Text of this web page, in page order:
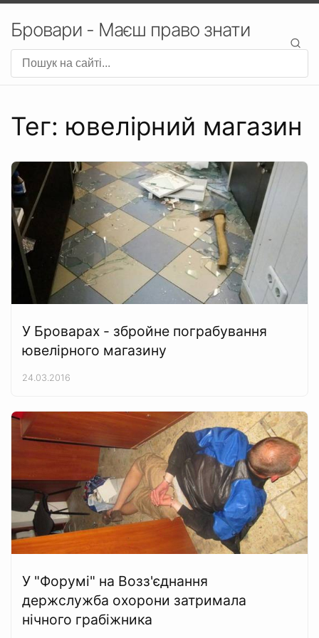
Бровари - Маєш право знати
Тег: ювелірний магазин
У Броварах - збройне пограбування
ювелірного магазину
24.03.2016
У "Форумі" на Возз'єднання
держслужба охорони затримала
нічного грабіжника